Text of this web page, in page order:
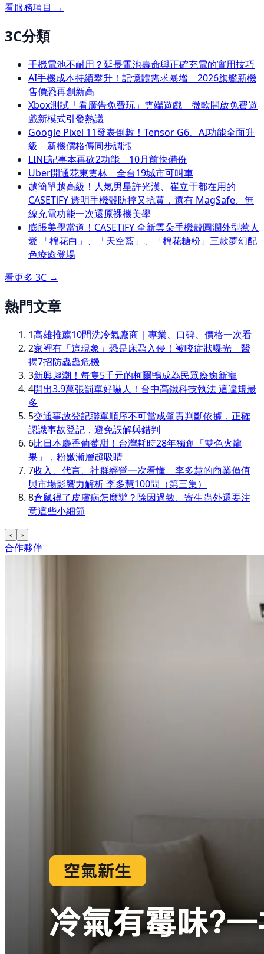
看服務項目 →
3C分類
手機電池不耐用？延長電池壽命與正確充電的實用技巧
AI手機成本持續攀升！記憶體需求暴增 2026旗艦新機
售價恐再創新高
Xbox測試「看廣告免費玩」雲端遊戲 微軟開啟免費遊
戲新模式引發熱議
Google Pixel 11發表倒數！Tensor G6、AI功能全面升
級 新機價格傳同步調漲
LINE記事本再砍2功能 10月前快備份
Uber開通花東雲林 全台19城市可叫車
越簡單越高級！人氣男星許光漢、崔立于都在用的
CASETiFY 透明手機殼防摔又抗黃，還有 MagSafe、無
線充電功能一次還原裸機美學
膨脹美學當道！CASETiFY 全新雲朵手機殼圓潤外型惹人
愛 「棉花白」、「天空藍」、「棉花糖粉」三款夢幻配
色療癒登場
看更多 3C →
熱門文章
1高雄推薦10間洗冷氣廠商｜專業、口碑、價格一次看
2家裡有「這現象」恐是床蝨入侵！被咬症狀曝光 醫
揭7招防蟲蟲危機
3新興趣潮！每隻5千元的柯爾鴨成為民眾療癒新寵
4開出3.9萬張罰單好嚇人！台中高鐵科技執法 這違規最
多
5交通事故登記聯單順序不可當成肇責判斷依據，正確
認識事故登記，避免誤解與錯判
6比日本麝香葡萄甜！台灣耗時28年獨創「雙色火龍
果」，粉嫩漸層超吸睛
7收入、代言、社群經營一次看懂 李多慧的商業價值
與市場影響力解析 李多慧100問（第三集）
8倉鼠得了皮膚病怎麼辦？除因過敏、寄生蟲外還要注
意這些小細節
‹ ›
合作夥伴